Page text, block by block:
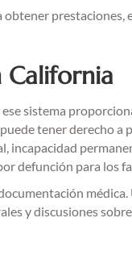
prestaciones,
sistema
tener derecho a
incapacidad
defunción para los
y discusiones